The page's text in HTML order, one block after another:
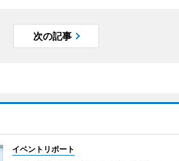
次の記事
イベントリポート